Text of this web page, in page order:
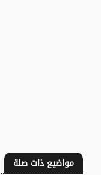
مواضيع ذات صلة